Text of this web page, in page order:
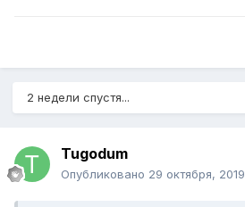
2 недели спустя...
Tugodum
Опубликовано 29 октября, 2019